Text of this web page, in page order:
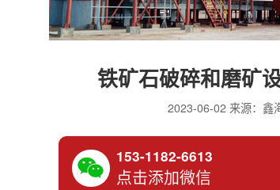
铁矿石破碎和磨矿
2023-06-02 来源：鑫
153-1182-6613
点击添加微信